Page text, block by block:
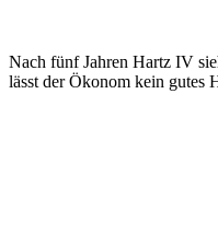
Nach fünf Jahren Hartz IV
lässt der Ökonom kein gutes